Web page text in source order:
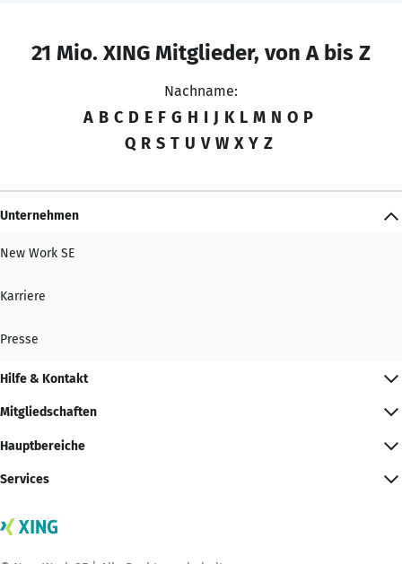
21 Mio. XING Mitglieder, von A bis Z
Nachname:
A B C D E F G H I J K L M N O P
Q R S T U V W X Y Z
Unternehmen
New Work SE
Karriere
Presse
Hilfe & Kontakt
Mitgliedschaften
Hauptbereiche
Services